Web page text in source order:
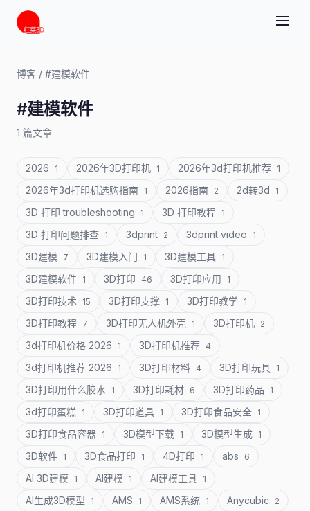
博客 / #建模软件
#建模软件
1 篇文章
2026 1 2026年3D打印机 1 2026年3d打印机推荐 1
2026年3d打印机选购指南 1 2026指南 2 2d转3d 1
3D 打印 troubleshooting 1 3D 打印教程 1
3D 打印问题排查 1 3dprint 2 3dprint video 1
3D建模 7 3D建模入门 1 3D建模工具 1
3D建模软件 1 3D打印 46 3D打印应用 1
3D打印技术 15 3D打印支撑 1 3D打印教学 1
3D打印教程 7 3D打印无人机外壳 1 3D打印机 2
3d打印机价格 2026 1 3D打印机推荐 4
3d打印机推荐 2026 1 3D打印材料 4 3D打印玩具 1
3D打印用什么胶水 1 3D打印耗材 6 3D打印药品 1
3d打印蛋糕 1 3D打印道具 1 3D打印食品安全 1
3D打印食品容器 1 3D模型下载 1 3D模型生成 1
3D软件 1 3D食品打印 1 4D打印 1 abs 6
AI 3D建模 1 AI建模 1 AI建模工具 1
AI生成3D模型 1 AMS 1 AMS系统 1 Anycubic 2